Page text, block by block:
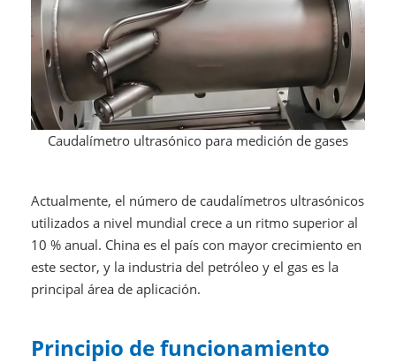
Caudalímetro ultrasónico para medición de gases
Actualmente, el número de caudalímetros ultrasónicos
utilizados a nivel mundial crece a un ritmo superior al
10 % anual. China es el país con mayor crecimiento en
este sector, y la industria del petróleo y el gas es la
principal área de aplicación.
Principio de funcionamiento